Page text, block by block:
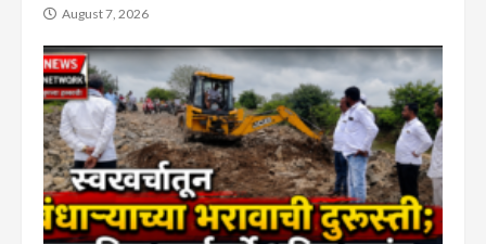
August 7, 2026